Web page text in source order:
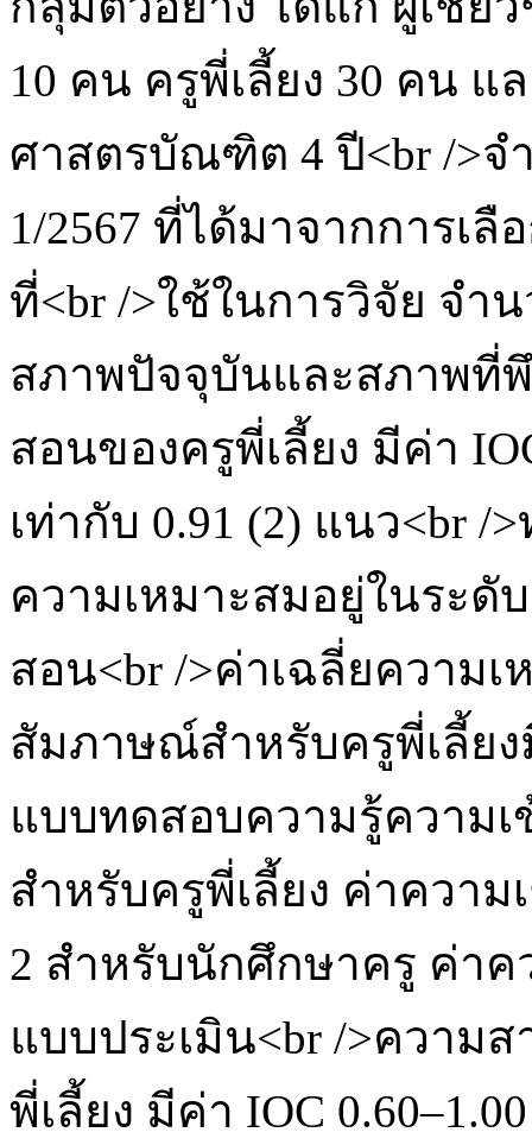
10 คน ครูพี่เลี้ยง 30 คน
ศาสตรบัณฑิต 4 ปี<br />จ
1/2567 ที่ได้มาจากการเลื
ที่<br />ใช้ในการวิจัย จำ
สภาพปัจจุบันและสภาพที่พึ
สอนของครูพี่เลี้ยง มีค่า
เท่ากับ 0.91 (2) แนว<br /
ความเหมาะสมอยู่ในระดั
สอน<br />ค่าเฉลี่ยความ
สัมภาษณ์สำหรับครูพี่เลี้ยง
แบบทดสอบความรู้ความเ
สำหรับครูพี่เลี้ยง ค่าความ
2 สำหรับนักศึกษาครู ค่าค
แบบประเมิน<br />ความ
พี่เลี้ยง มีค่า IOC